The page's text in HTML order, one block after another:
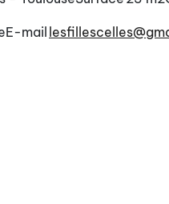
E-mail